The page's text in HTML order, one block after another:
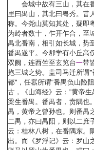
会城中故有三山，其在
里曰禺山，其北曰粤秀。昔
称。今尧山莫知其处，疑即
为岭者数十，乍开乍合，至
禺北番南，相引如长城，势
番禺遂平。今郡学有小丘高
双阙，连西竺至玄览台一带
抱三城之势。盖司马迁所谓"
都"，任嚣所谓"番禺负山险
古，《山海经》云："黄帝
梁生番禺。番禺者，贲隅也
禺，黄帝之曾孙也。则番禺
二禺，亦曰禺阳，则以二庶
云：桂林八树，在番隅东。
出。而《罗浮记》云：罗山